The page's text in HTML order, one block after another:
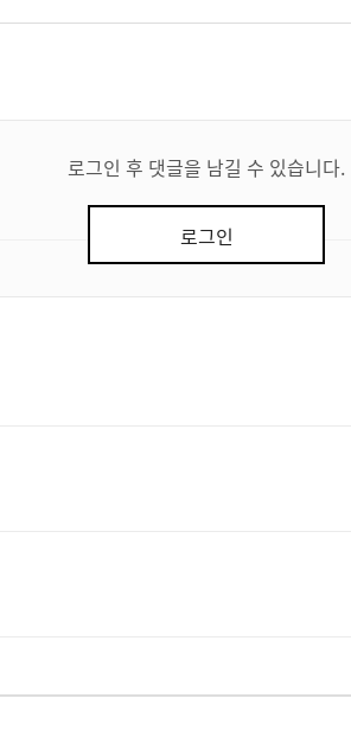
로그인 후 댓글을 남길 수 있습니다.
로그인